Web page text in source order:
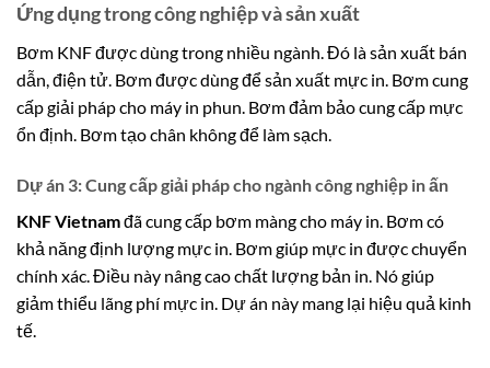
Ứng dụng trong công nghiệp và sản xuất
Bơm KNF được dùng trong nhiều ngành. Đó là sản xuất bán
dẫn, điện tử. Bơm được dùng để sản xuất mực in. Bơm cung
cấp giải pháp cho máy in phun. Bơm đảm bảo cung cấp mực
ổn định. Bơm tạo chân không để làm sạch.
Dự án 3: Cung cấp giải pháp cho ngành công nghiệp in ấn
KNF Vietnamđã cung cấp bơm màng cho máy in. Bơm có
khả năng định lượng mực in. Bơm giúp mực in được chuyển
chính xác. Điều này nâng cao chất lượng bản in. Nó giúp
giảm thiểu lãng phí mực in. Dự án này mang lại hiệu quả kinh
tế.